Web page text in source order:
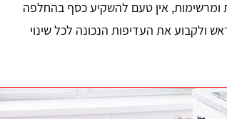
ומרשימות, אין טעם להשקיע כסף בהחלפה
ולקבוע את העדיפות הנכונה לכל שינוי